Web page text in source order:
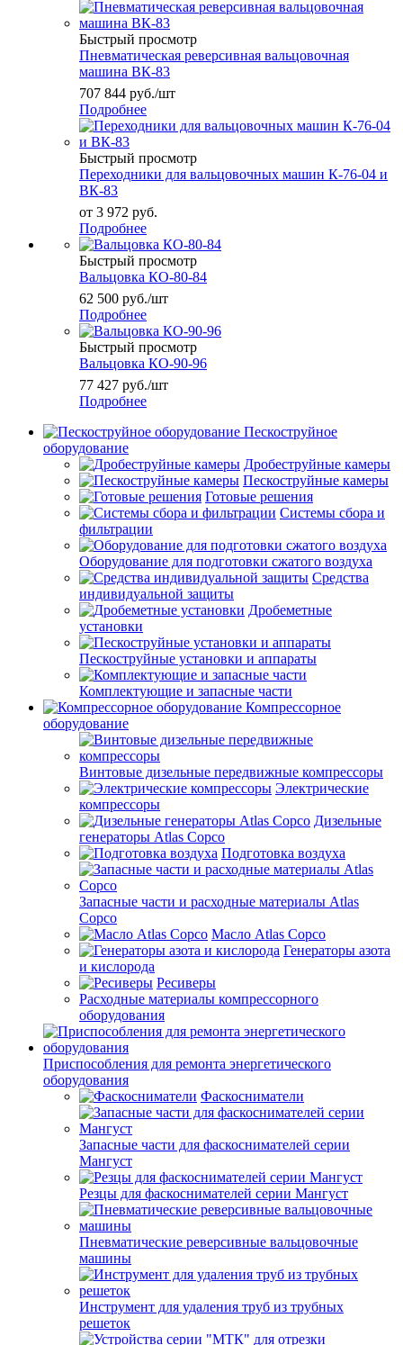
Быстрый просмотр
Пневматическая реверсивная вальцовочная
машина ВК-83
707 844 руб./шт
Подробнее
Быстрый просмотр
Переходники для вальцовочных машин К-76-04 и
ВК-83
от 3 972 руб.
Подробнее
Быстрый просмотр
Вальцовка КО-80-84
62 500 руб./шт
Подробнее
Быстрый просмотр
Вальцовка КО-90-96
77 427 руб./шт
Подробнее
Пескоструйное
оборудование
Дробеструйные камеры
Пескоструйные камеры
Готовые решения
Системы сбора и
фильтрации
Оборудование для подготовки сжатого воздуха
Средства
индивидуальной защиты
Дробеметные
установки
Пескоструйные установки и аппараты
Комплектующие и запасные части
Компрессорное
оборудование
Винтовые дизельные передвижные компрессоры
Электрические
компрессоры
Дизельные
генераторы Atlas Copco
Подготовка воздуха
Запасные части и расходные материалы Atlas
Copco
Масло Atlas Copco
Генераторы азота
и кислорода
Ресиверы
Расходные материалы компрессорного
оборудования
Приспособления для ремонта энергетического
оборудования
Фаскосниматели
Запасные части для фаскоснимателей серии
Мангуст
Резцы для фаскоснимателей серии Мангуст
Пневматические реверсивные вальцовочные
машины
Инструмент для удаления труб из трубных
решеток